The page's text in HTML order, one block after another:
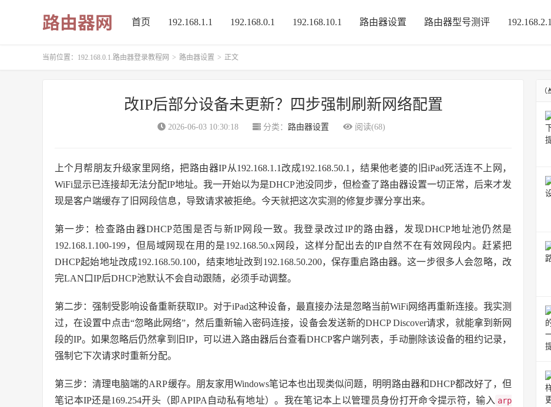
首页 192.168.1.1 192.168.0.1 192.168.10.1 路由器设置 路由器型号测评 192.168.2.1
当前位置： 192.168.0.1.路由器登录教程网 > 路由器设置 > 正文
改IP后部分设备未更新？四步强制刷新网络配置
2026-06-03 10:30:18 分类： 路由器设置 阅读(68)
上个月帮朋友升级家里网络，把路由器IP从192.168.1.1改成192.168.50.1，结果他老婆的旧iPad死活连不上网，
WiFi显示已连接却无法分配IP地址。我一开始以为是DHCP池没同步，但检查了路由器设置一切正常，后来才发
现是客户端缓存了旧网段信息，导致请求被拒绝。今天就把这次实测的修复步骤分享出来。
第一步：检查路由器DHCP范围是否与新IP网段一致。我登录改过IP的路由器，发现DHCP地址池仍然是
192.168.1.100-199，但局域网现在用的是192.168.50.x网段，这样分配出去的IP自然不在有效网段内。赶紧把
DHCP起始地址改成192.168.50.100，结束地址改到192.168.50.200，保存重启路由器。这一步很多人会忽略，改
完LAN口IP后DHCP池默认不会自动跟随，必须手动调整。
第二步：强制受影响设备重新获取IP。对于iPad这种设备，最直接办法是忽略当前WiFi网络再重新连接。我实测
过，在设置中点击“忽略此网络”，然后重新输入密码连接，设备会发送新的DHCP Discover请求，就能拿到新网
段的IP。如果忽略后仍然拿到旧IP，可以进入路由器后台查看DHCP客户端列表，手动删除该设备的租约记录，
强制它下次请求时重新分配。
第三步：清理电脑端的ARP缓存。朋友家用Windows笔记本也出现类似问题，明明路由器和DHCP都改好了，但
笔记本IP还是169.254开头（即APIPA自动私有地址）。我在笔记本上以管理员身份打开命令提示符，输入 arp